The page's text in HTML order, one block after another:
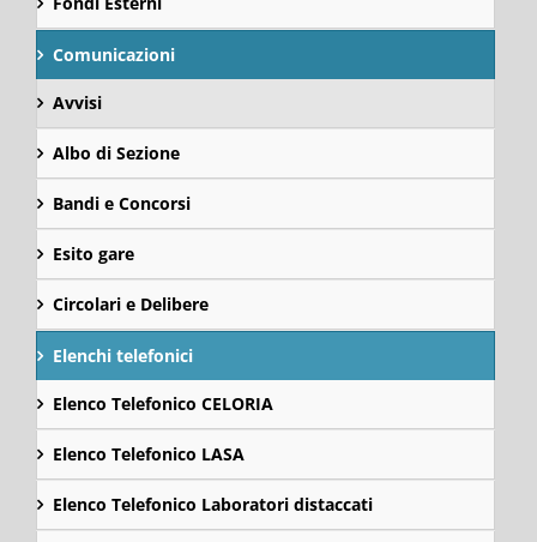
Comunicazioni
Avvisi
Albo di Sezione
Bandi e Concorsi
Esito gare
Circolari e Delibere
Elenchi telefonici
Elenco Telefonico CELORIA
Elenco Telefonico LASA
Elenco Telefonico Laboratori distaccati